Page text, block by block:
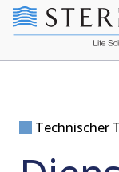
Technischer